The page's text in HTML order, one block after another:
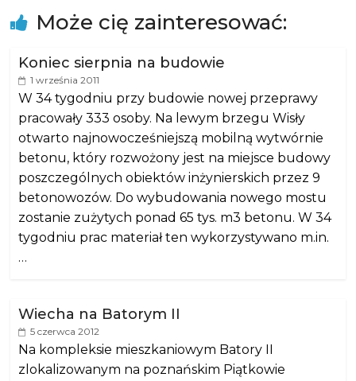
Może cię zainteresować:
Koniec sierpnia na budowie
1 września 2011
W 34 tygodniu przy budowie nowej przeprawy
pracowały 333 osoby. Na lewym brzegu Wisły
otwarto najnowocześniejszą mobilną wytwórnie
betonu, który rozwożony jest na miejsce budowy
poszczególnych obiektów inżynierskich przez 9
betonowozów. Do wybudowania nowego mostu
zostanie zużytych ponad 65 tys. m3 betonu. W 34
tygodniu prac materiał ten wykorzystywano m.in.
…
Wiecha na Batorym II
5 czerwca 2012
Na kompleksie mieszkaniowym Batory II
zlokalizowanym na poznańskim Piątkowie